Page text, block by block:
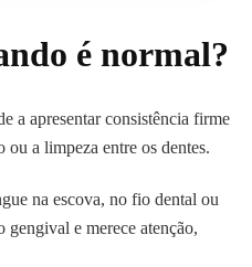
é normal?
a apresentar consistência firme
ou a limpeza entre os dentes.
na escova, no fio dental ou
e merece atenção,